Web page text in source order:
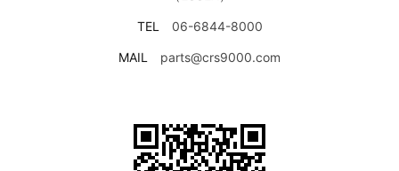
TEL 06-6844-8000
MAIL parts@crs9000.com